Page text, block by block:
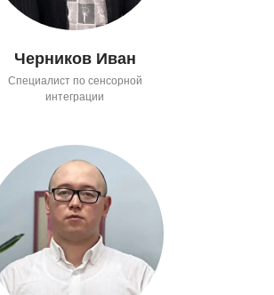
Черников Иван
Специалист по сенсорной
интеграции